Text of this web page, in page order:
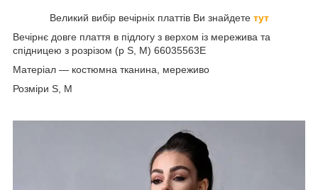
Великий вибір вечірніх платтів Ви знайдете тут
Вечірнє довге плаття в підлогу з верхом із мережива та
спідницею з розрізом (р S, M) 66035563Е
Матеріал — костюмна тканина, мереживо
Розміри S, M